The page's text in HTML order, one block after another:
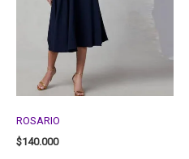
ROSARIO
$140.000